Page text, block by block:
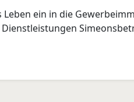
ein in die